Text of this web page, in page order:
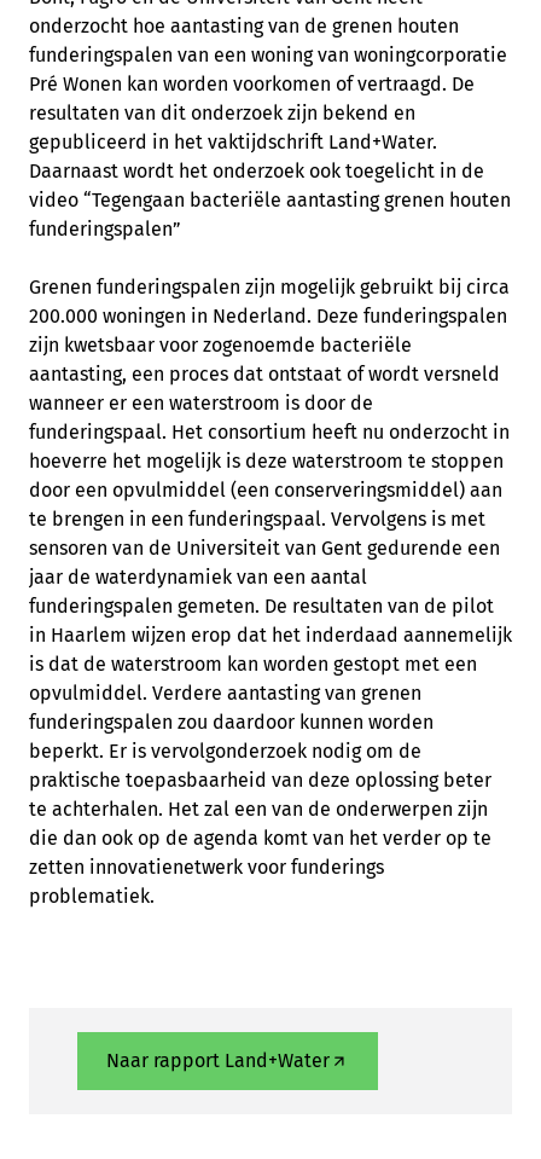
onderzocht hoe aantasting van de grenen houten
funderingspalen van een woning van woningcorporatie
Pré Wonen kan worden voorkomen of vertraagd. De
resultaten van dit onderzoek zijn bekend en
gepubliceerd in het vaktijdschrift Land+Water.
Daarnaast wordt het onderzoek ook toegelicht in de
video “Tegengaan bacteriële aantasting grenen houten
funderingspalen”
Grenen funderingspalen zijn mogelijk gebruikt bij circa
200.000 woningen in Nederland. Deze funderingspalen
zijn kwetsbaar voor zogenoemde bacteriële
aantasting, een proces dat ontstaat of wordt versneld
wanneer er een waterstroom is door de
funderingspaal. Het consortium heeft nu onderzocht in
hoeverre het mogelijk is deze waterstroom te stoppen
door een opvulmiddel (een conserveringsmiddel) aan
te brengen in een funderingspaal. Vervolgens is met
sensoren van de Universiteit van Gent gedurende een
jaar de waterdynamiek van een aantal
funderingspalen gemeten. De resultaten van de pilot
in Haarlem wijzen erop dat het inderdaad aannemelijk
is dat de waterstroom kan worden gestopt met een
opvulmiddel. Verdere aantasting van grenen
funderingspalen zou daardoor kunnen worden
beperkt. Er is vervolgonderzoek nodig om de
praktische toepasbaarheid van deze oplossing beter
te achterhalen. Het zal een van de onderwerpen zijn
die dan ook op de agenda komt van het verder op te
zetten innovatienetwerk voor funderings
problematiek.
Naar rapport Land+Water